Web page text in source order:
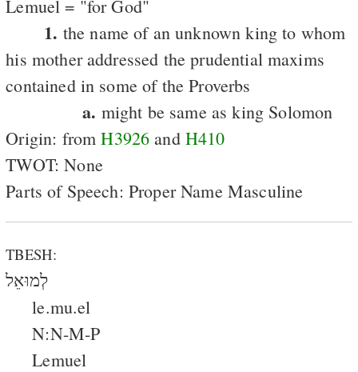
Lemuel = "for God"
1. the name of an unknown king to whom
his mother addressed the prudential maxims
contained in some of the Proverbs
a. might be same as king Solomon
Origin: fromH3926 and H410
TWOT: None
Parts of Speech: Proper Name Masculine
TBESH:
לְמוּאֵל
le.mu.el
N:N-M-P
Lemuel